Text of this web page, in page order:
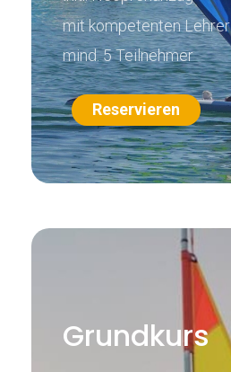
mit kompetenten Lehrer
mind. 5 Teilnehmer
Reservieren
Grundkurs